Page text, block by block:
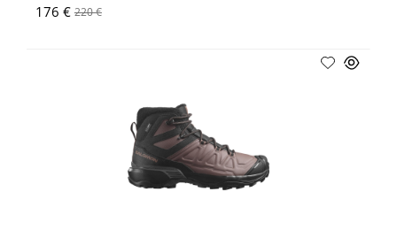
176 € 220 €